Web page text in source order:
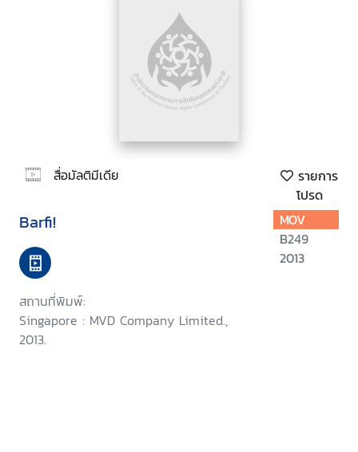
สื่อมัลติมีเดีย
รายการ
โปรด
Barfi!
สถานที่พิมพ์:
Singapore : MVD Company Limited.,
2013.
MOV
B249
2013